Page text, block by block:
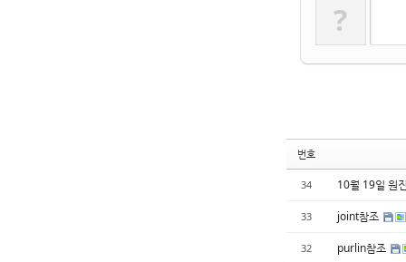
?
번호
34 10월 19일 원
33 joint참조
32 purlin참조